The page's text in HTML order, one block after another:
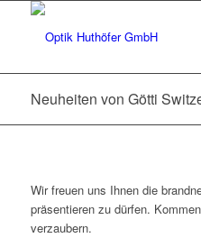
Neuheiten von Götti
Wir freuen uns Ihnen die
präsentieren zu dürfen.
verzaubern.